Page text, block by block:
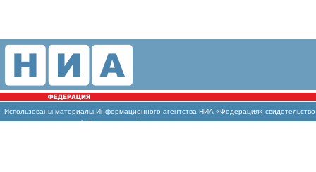
Использованы материалы Информационного агентства НИА «Федерация»
массовых коммуникаций (Роскомнадзор)